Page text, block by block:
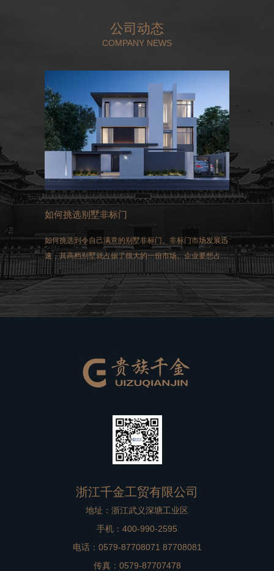
公司动态
COMPANY NEWS
如何挑选别墅非标门
如何挑选到令自己满意的别墅非标门。非标门市场发展迅
速，其高档别墅就占据了很大的一份市场。企业要想占得
这一市场，选择生产的非标门就必须符合国家生产的标
准。同时做好三方面的工作：过硬的质量、先进的技术和
良好的品牌形象。在高档别墅在装修过程中，非标门是比
较重要的一个方面，选择到一款合适
浙江千金工贸有限公司
地址：浙江武义深塘工业区
手机：400-990-2595
电话：0579-87708071 87708081
传真：0579-87707478